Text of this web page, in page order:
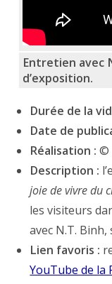
Entretien avec
d’exposition.
Durée de la
Date de
Réalisation : ©
Description :
joie de vivre du
les visiteurs
avec N.T.
Lien favoris :
YouTube de la